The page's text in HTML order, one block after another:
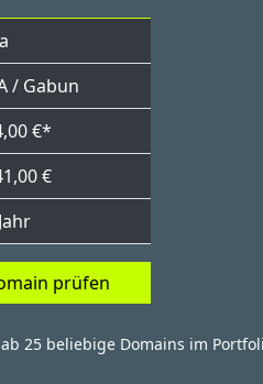
/ Gabun
€*
€
prüfen
beliebige Domains im